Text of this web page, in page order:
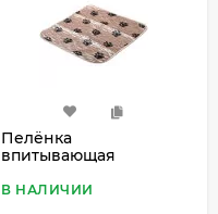
Пелёнка
впитывающая
ZooONE бежевая
В НАЛИЧИИ